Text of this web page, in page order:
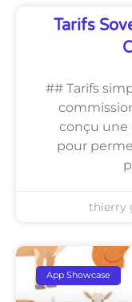
Tarifs
## Tarifs
conçu une
pour
thierry
App Showcase